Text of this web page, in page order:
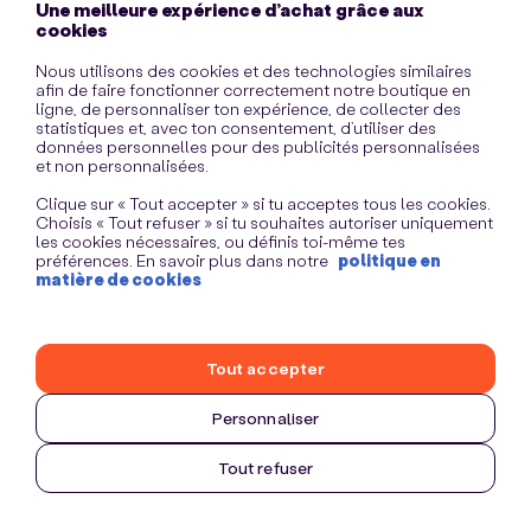
Une meilleure expérience d’achat grâce aux
cookies
Nous utilisons des cookies et des technologies similaires
afin de faire fonctionner correctement notre boutique en
ligne, de personnaliser ton expérience, de collecter des
statistiques et, avec ton consentement, d’utiliser des
données personnelles pour des publicités personnalisées
et non personnalisées.
Clique sur « Tout accepter » si tu acceptes tous les cookies.
Choisis « Tout refuser » si tu souhaites autoriser uniquement
les cookies nécessaires, ou définis toi-même tes
préférences. En savoir plus dans notre politique en
matière de cookies
Personnaliser
Tout refuser
Tout accepter